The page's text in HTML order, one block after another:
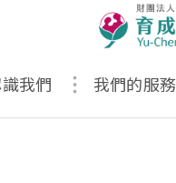
我們 我們的服務